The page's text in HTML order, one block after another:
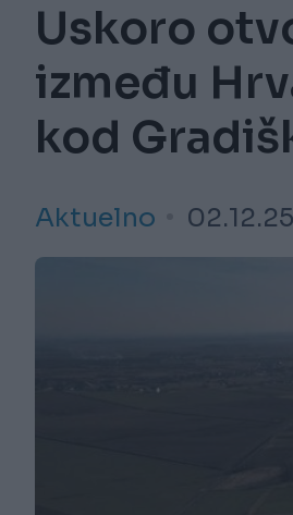
Uskoro
između
kod
Aktuelno